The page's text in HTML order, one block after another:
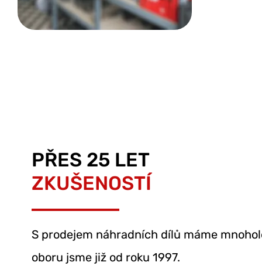
PŘES 25 LET
ZKUŠENOSTÍ
S prodejem náhradních dílů máme
oboru jsme již od roku 1997.